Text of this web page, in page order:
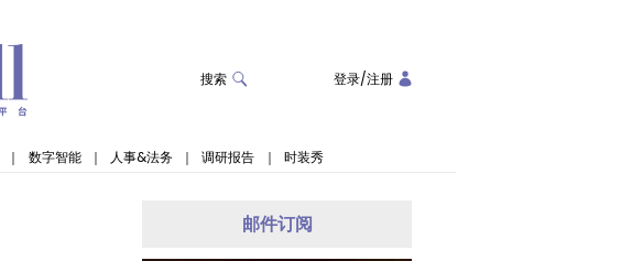
搜索 登录/注册
｜ 数字智能 ｜ 人事&法务 ｜ 调研报告 ｜ 时装秀
邮件订阅